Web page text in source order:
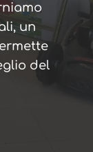
un
del